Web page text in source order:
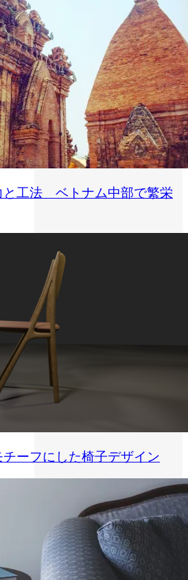
と工法 ベトナム中部で繁栄
ーフにした椅子デザイン